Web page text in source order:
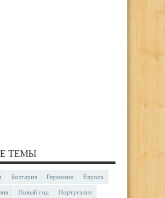
ТЕМЫ
Болгария Германия Европа
Новый год Португалия